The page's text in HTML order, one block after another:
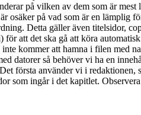
på vilken av dem som är
osäker på vad som är en lämplig
Detta gäller även titelsidor,
att det ska gå att köra
kommer att hamna i filen med
datorer så behöver vi ha en
första använder vi i
som ingår i det kapitlet.